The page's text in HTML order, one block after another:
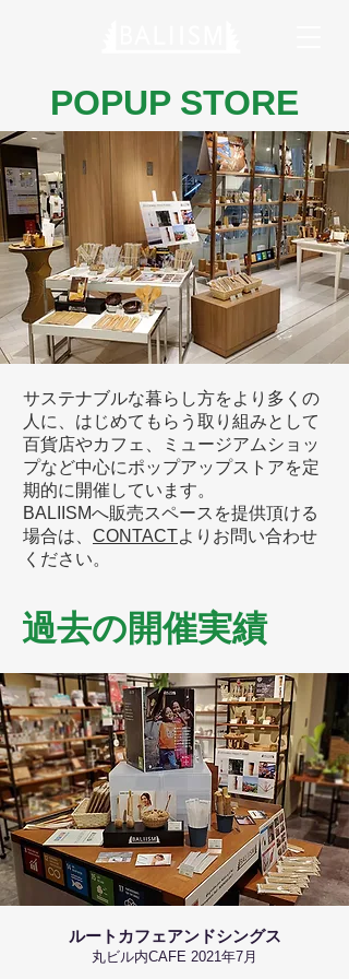
POPUP STORE
サステナブルな暮らし方をより多くの
人に、はじめてもらう取り組みとして
百貨店やカフェ、ミュージアムショッ
プなど中心にポップアップストアを定
期的に開催しています。
BALIISM​へ販売スペースを提供頂ける
場合は、 CONTACTよりお問い合わせ
ください。
過去の開催実績
ルートカフェアンドシングス
丸ビル内CAFE 2021年7月